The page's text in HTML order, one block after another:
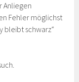
Anliegen
Fehler möglichst
bleibt schwarz“